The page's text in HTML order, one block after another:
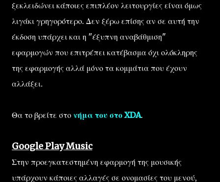
ξεκλειδώνει κάποιες επιπλέον λειτουργίες είναι όμως
λιγάκι γρηγορότερο. Δεν ξέρω επίσης αν σε αυτή την
έκδοση υπάρχει και η "έξυπνη αναβάθμιση"
εφαρμογών που επιτρέπει κατέβασμα όχι ολόκληρης
της εφαρμογής αλλά μόνο τα κομμάτια που έχουν
αλλάξει.
Θα το βρείτε στο νήμα του στο XDA.
Google Play Music
Στην προεγκατεστημένη εφαρμογή της μουσικής
υπάρχουν κάποιες αλλαγές σε ονομασίες του μενού,